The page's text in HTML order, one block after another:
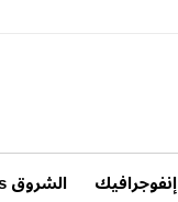
إنفوجرافيك الشروق News